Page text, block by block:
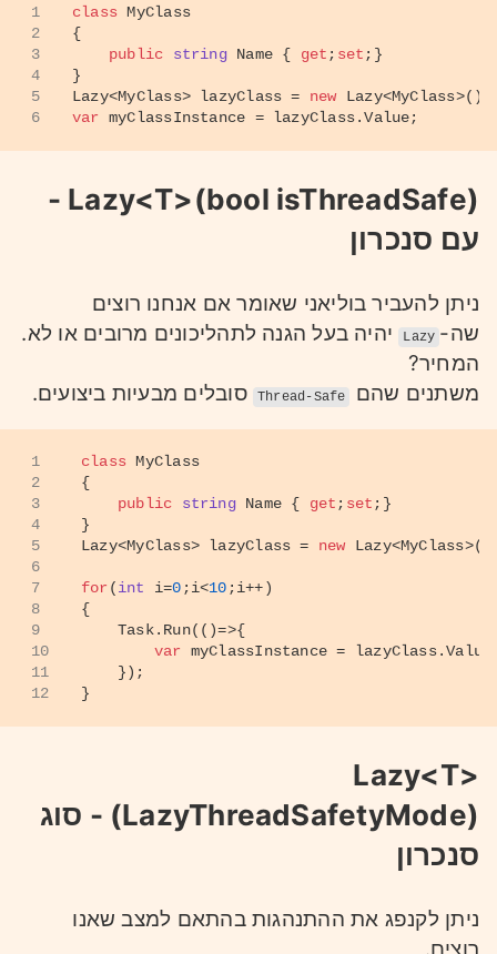
1
2
3
4
5
6
class MyClass
{
public
string Name { get ; set ;}
}
Lazy<MyClass> lazyClass = new Lazy<MyClass>();
var
myClassInstance = lazyClass.Value;
Lazy<T>(bool isThreadSafe) -
עם סנכרון
ניתן להעביר בוליאני שאומר אם אנחנו רוצים
שה- Lazy יהיה בעל הגנה לתהליכונים מרובים או לא.
המחיר?
משתנים שהם
Thread-Safe סובלים מבעיות ביצועים.
1
2
3
4
5
6
7
8
9
10
11
12
class MyClass
{
public
string Name { get ; set ;}
}
Lazy<MyClass> lazyClass = new Lazy<MyClass>(
for (int i=0 ;i<10 ;i++)
{
    Task.Run(()=>{
var myClassInstance =
    });
}
Lazy<T>
(LazyThreadSafetyMode) - סוג
סנכרון
ניתן לקנפג את ההתנהגות בהתאם למצב שאנו
רוצים.